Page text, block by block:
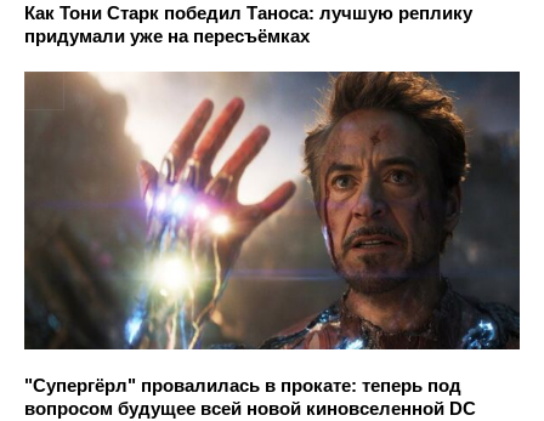
Как Тони Старк победил Таноса: лучшую реплику
придумали уже на пересъёмках
"Супергёрл" провалилась в прокате: теперь под
вопросом будущее всей новой киновселенной DC